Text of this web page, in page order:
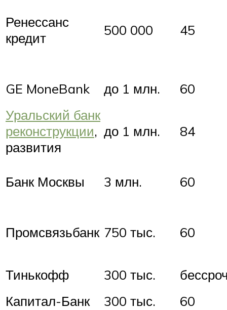
Ренессанс
кредит
500 000 45
GE MoneBank до 1 млн.
60
Уральский банк
реконструкции,
развития
до 1 млн. 84
Банк Москвы 3 млн. 60
Промсвязьбанк 750 тыс. 60
Тинькофф 300 тыс.
Капитал-Банк
300 тыс.
60